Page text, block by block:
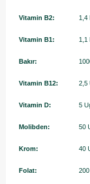
Vitamin B2: 1,4
Vitamin B1: 1,1
Bakır:
Vitamin B12: 2,5
Vitamin D: 5
Molibden: 50
Krom: 40
Folat: